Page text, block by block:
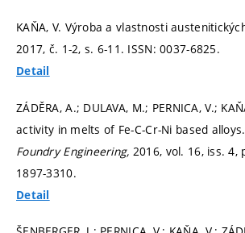
KAŇA, V. Výroba a vlastnosti
2017, č. 1-2, s. 6-11. ISSN: 0037-6825.
Detail
ZÁDĚRA, A.; DULAVA, M.; PERNICA, V.;
activity in melts of Fe-C-Cr-Ni based alloys.
Foundry Engineering, 2016, vol. 16, iss. 4,
1897-3310.
Detail